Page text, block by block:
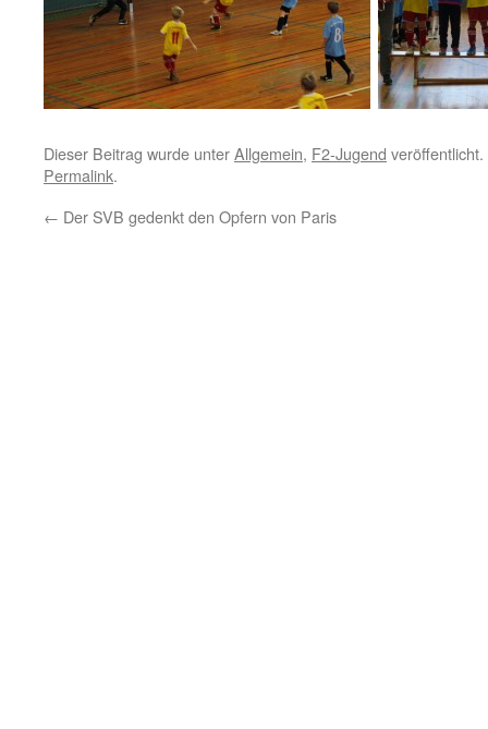
Dieser Beitrag wurde unterAllgemein, F2-Jugend
Permalink.
← Der SVB gedenkt den Opfern von Paris